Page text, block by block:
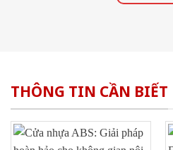
THÔNG TIN CẦN BIẾT